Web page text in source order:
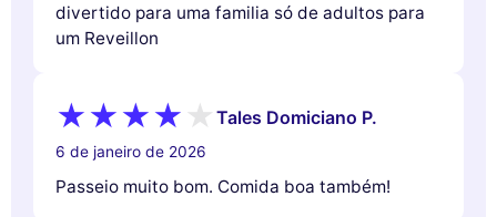
divertido para uma familia só de adultos para
um Reveillon
Tales Domiciano P.
6 de janeiro de 2026
Passeio muito bom. Comida boa também!